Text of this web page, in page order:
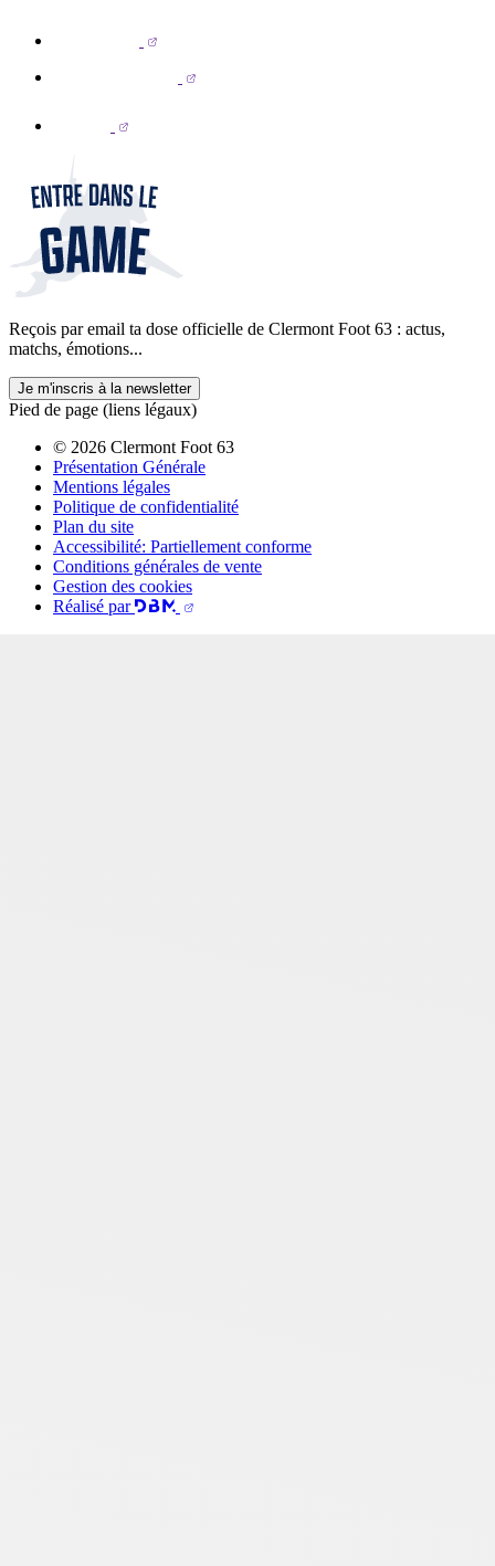
Reçois par email ta dose officielle de Clermont Foot 63 : actus,
matchs, émotions...
Je m'inscris à la newsletter
Pied de page (liens légaux)
© 2026 Clermont Foot 63
Présentation Générale
Mentions légales
Politique de confidentialité
Plan du site
Accessibilité: Partiellement conforme
Conditions générales de vente
Gestion des cookies
Réalisé par